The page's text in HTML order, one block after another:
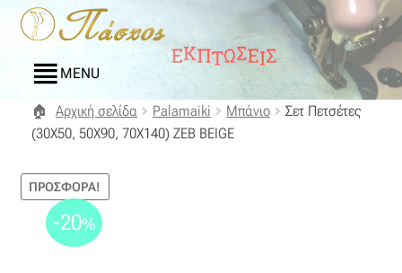
Απευθείας
μετάβαση
στην
πλοήγηση
Μετάβαση
σε
περιεχόμενο
MENU
Αρχική
Compare
Αρχική σελίδα Palamaiki Μπάνιο
Σετ Πετσέτες
(30X50, 50X90, 70X140) ZEB BEIGE
ΠΡΟΣΦΟΡΆ!
-20%